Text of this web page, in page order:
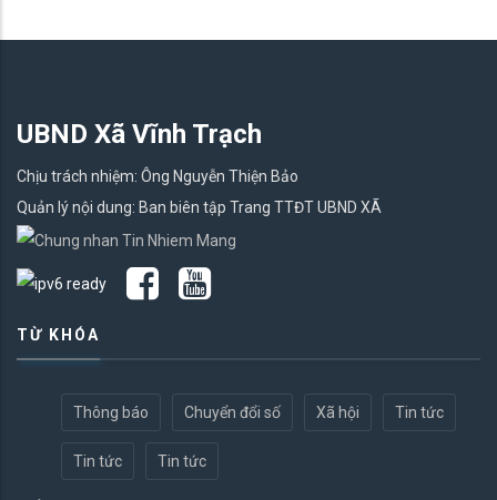
UBND Xã Vĩnh Trạch
Chịu trách nhiệm: Ông Nguyễn Thiện Bảo
Quản lý nội dung: Ban biên tập Trang TTĐT UBND XÃ
TỪ KHÓA
Thông báo Chuyển đổi số Xã hội Tin tức
Tin tức Tin tức